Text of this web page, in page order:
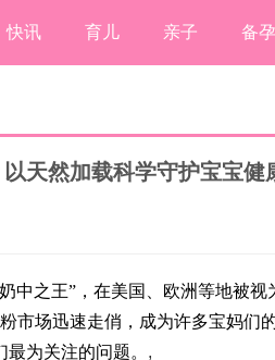
快讯 育儿 亲子 备孕
天然加载科学守护宝宝健
中之王”，在美国、欧洲等地被
市场迅速走俏，成为许多宝妈们
为关注的问题。 ,